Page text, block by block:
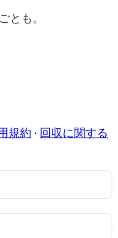
とも。
規約 ∙ 回収に関する